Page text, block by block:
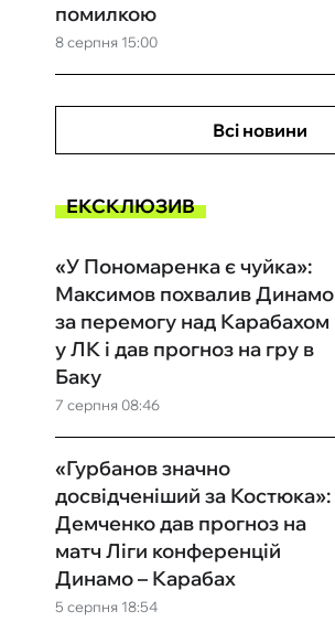
8 серпня 15:00
помилкою
Всі новини
ЕКСКЛЮЗИВ
7 серпня 08:46
«У Пономаренка є чуйка»:
Максимов похвалив Динамо
за перемогу над Карабахом
у ЛК і дав прогноз на гру в
Баку
5 серпня 18:54
«Гурбанов значно
досвідченіший за Костюка»:
Демченко дав прогноз на
матч Ліги конференцій
Динамо – Карабах